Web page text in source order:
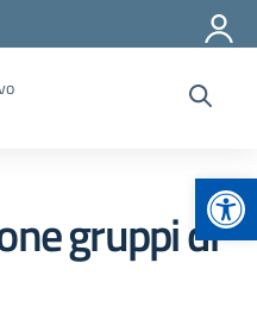
gruppi di